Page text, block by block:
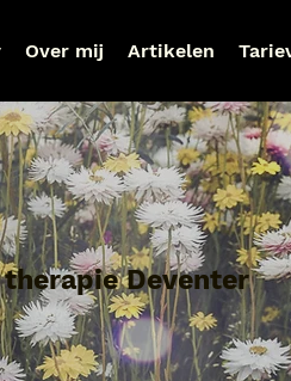
Over mij Artikelen
Deventer